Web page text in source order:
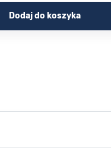
Dodaj do koszyka